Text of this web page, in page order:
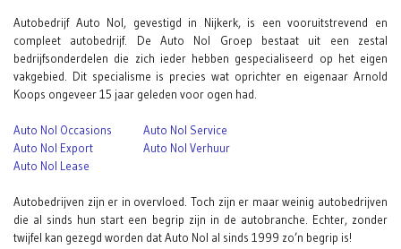
Autobedrijf Auto Nol, gevestigd in Nijkerk, is een vooruitstrevend en
compleet autobedrijf. De Auto Nol Groep bestaat uit een zestal
bedrijfsonderdelen die zich ieder hebben gespecialiseerd op het eigen
vakgebied. Dit specialisme is precies wat oprichter en eigenaar Arnold
Koops ongeveer 15 jaar geleden voor ogen had.
Auto Nol Occasions
Auto Nol Service
Auto Nol Export
Auto Nol Verhuur
Auto Nol Lease
Autobedrijven zijn er in overvloed. Toch zijn er maar weinig autobedrijven
die al sinds hun start een begrip zijn in de autobranche. Echter, zonder
twijfel kan gezegd worden dat Auto Nol al sinds 1999 zo’n begrip is!